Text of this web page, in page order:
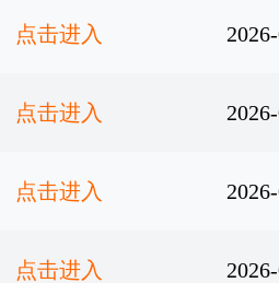
点击进入
点击进入
点击进入
点击进入